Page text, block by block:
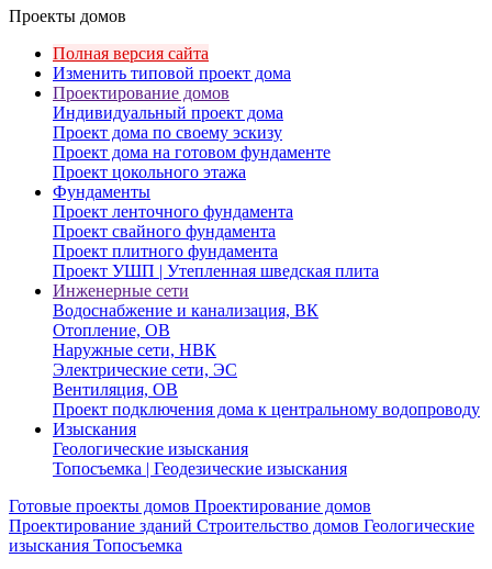
Проекты домов
Полная версия сайта
Изменить типовой проект дома
Проектирование домов
Индивидуальный проект дома
Проект дома по своему эскизу
Проект дома на готовом фундаменте
Проект цокольного этажа
Фундаменты
Проект ленточного фундамента
Проект свайного фундамента
Проект плитного фундамента
Проект УШП | Утепленная шведская плита
Инженерные сети
Водоснабжение и канализация, ВК
Отопление, ОВ
Наружные сети, НВК
Электрические сети, ЭС
Вентиляция, ОВ
Проект подключения дома к центральному водопроводу
Изыскания
Геологические изыскания
Топосъемка | Геодезические изыскания
Готовые проекты домов Проектирование домов
Проектирование зданий Строительство домов Геологические
изыскания Топосъемка